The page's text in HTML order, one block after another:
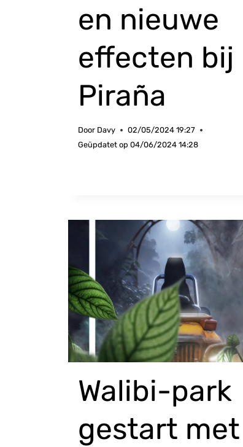
en nieuwe
effecten bij
Piraña
Door Davy
02/05/2024 19:27
Geüpdatet op 04/06/2024 14:28
Walibi-park
gestart met